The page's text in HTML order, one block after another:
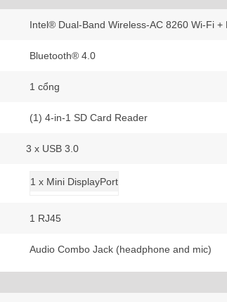
Intel® Dual-Band Wireless-AC 8260 Wi-Fi
Bluetooth® 4.0
1 cổng
(1) 4-in-1 SD Card Reader
3 x USB 3.0
1 x Mini DisplayPort
1 RJ45
Audio Combo Jack (headphone and mic)